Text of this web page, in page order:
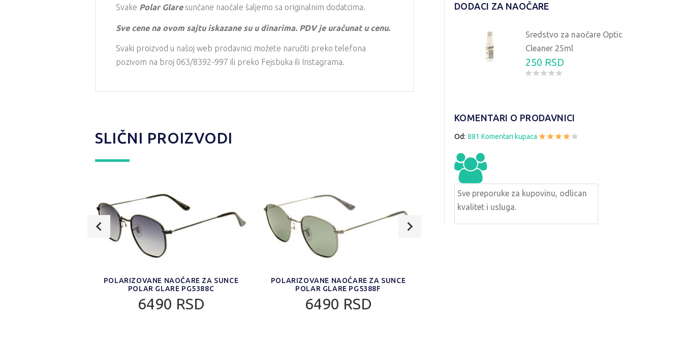
Svake Polar Glaresunčane naočale šaljemo sa originalnim dodatcima.
Sve cene na ovom sajtu iskazane su u dinarima. PDV je uračunat u cenu.
Svaki proizvod u našoj web prodavnici možete naručiti preko telefona
pozivom na broj 063/8392-997 ili preko Fejsbuka ili Instagrama.
SLIČNI PROIZVODI
POLARIZOVANE NAOČARE ZA SUNCE
POLAR GLARE PG5388C
6490 RSD
POLARIZOVANE NAOČARE ZA SUNCE
POLAR GLARE PG5388F
6490 RSD
DODACI ZA NAOČARE
Sredstvo za naočare Optic
Cleaner 25ml
250 RSD
KOMENTARI O PRODAVNICI
Od: 881 Komentari kupaca
Sve preporuke za kupovinu, odlican
kvalitet i usluga.